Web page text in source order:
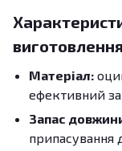
Матеріал:
ефективний
Запас
припасування